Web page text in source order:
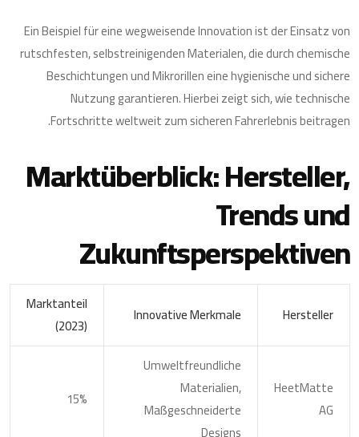
Ein Beispiel für eine wegweisende Innovation ist der Einsatz von
rutschfesten, selbstreinigenden Materialen, die durch chemische
Beschichtungen und Mikrorillen eine hygienische und sichere
Nutzung garantieren. Hierbei zeigt sich, wie technische
Fortschritte weltweit zum sicheren Fahrerlebnis beitragen.
Marktüberblick: Hersteller,
Trends und
Zukunftsperspektiven
Hersteller
Innovative Merkmale
Marktanteil
(2023)
HeetMatte
AG
Umweltfreundliche
Materialien,
Maßgeschneiderte
15%